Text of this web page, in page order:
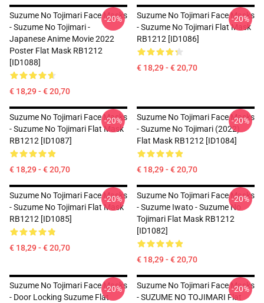
Suzume No Tojimari Face Masks
- Suzume No Tojimari -
Japanese Anime Movie 2022
Poster Flat Mask RB1212
[ID1088]
€ 18,29 - € 20,70
-20%
Suzume No Tojimari Face Masks
- Suzume No Tojimari Flat Mask
RB1212 [ID1086]
€ 18,29 - € 20,70
-20%
Suzume No Tojimari Face Masks
- Suzume No Tojimari Flat Mask
RB1212 [ID1087]
€ 18,29 - € 20,70
-20%
Suzume No Tojimari Face Masks
- Suzume No Tojimari (2022)
Flat Mask RB1212 [ID1084]
€ 18,29 - € 20,70
-20%
Suzume No Tojimari Face Masks
- Suzume No Tojimari Flat Mask
RB1212 [ID1085]
€ 18,29 - € 20,70
-20%
Suzume No Tojimari Face Masks
- Suzume Iwato - Suzume No
Tojimari Flat Mask RB1212
[ID1082]
€ 18,29 - € 20,70
-20%
Suzume No Tojimari Face Masks
- Door Locking Suzume Flat
-20%
Suzume No Tojimari Face Masks
- SUZUME NO TOJIMARI Flat
-20%